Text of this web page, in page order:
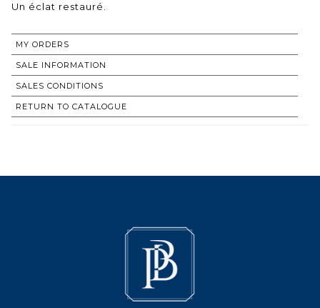
Un éclat restauré.
MY ORDERS
SALE INFORMATION
SALES CONDITIONS
RETURN TO CATALOGUE